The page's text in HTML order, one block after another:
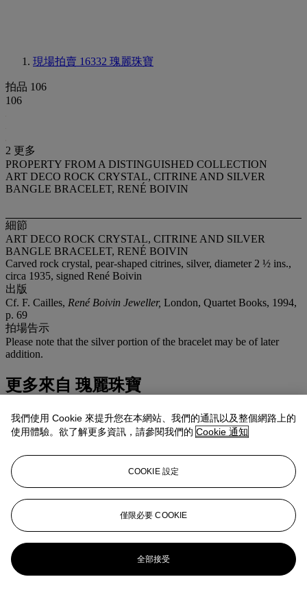
現場拍賣 16332 瑰麗珠寶
拍品 106
106
2 更多
PROPERTY FROM A DISTINGUISHED COLLECTION
ART DECO ROCK CRYSTAL, CITRINE AND SILVER
BANGLE BRACELET, RENÉ BOIVIN
細節
ART DECO ROCK CRYSTAL, CITRINE AND SILVER
BANGLE BRACELET, RENÉ BOIVIN
Carved rock crystal, pear-shaped citrines, silver, diameter 2 ½ ins.,
circa 1935, signed René Boivin
出版
Cf. F. Cailles, René Boivin Jeweller, London, Quartet Books, 1994,
p. 69
拍場告示
Please note that the silver portion of the bracelet may be of later
addition.
更多來自 瑰麗珠寶
查看全部
查看全部
我們使用 Cookie 來提升您在本網站、我們的通訊以及整個網路上的
使用體驗。欲了解更多資訊，請參閱我們的 Cookie 通知
COOKIE 設定
僅限必要 COOKIE
全部接受